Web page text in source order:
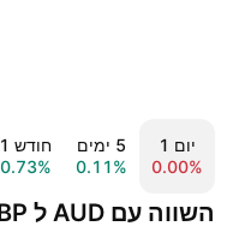
יום ‎1‎
0.00%
‎5‎ ימים
0.11%
חודש ‎1‎
0.73%
השווה עם AUD ל GBP